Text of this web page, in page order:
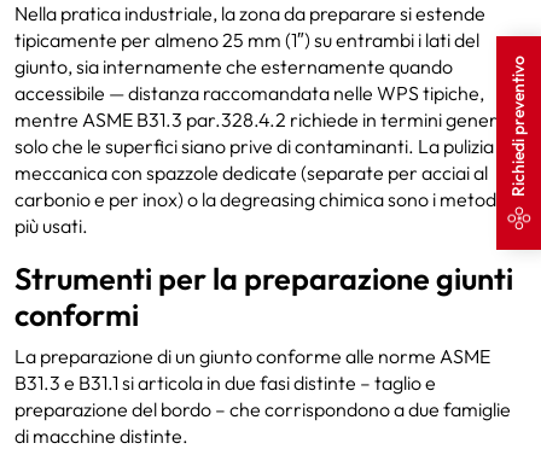
Richiedi preventivo
Nella pratica industriale, la zona da preparare si estende
tipicamente per almeno 25 mm (1″) su entrambi i lati del
giunto, sia internamente che esternamente quando
accessibile — distanza raccomandata nelle WPS tipiche,
mentre ASME B31.3 par.328.4.2 richiede in termini generali
solo che le superfici siano prive di contaminanti. La pulizia
meccanica con spazzole dedicate (separate per acciai al
carbonio e per inox) o la degreasing chimica sono i metodi
più usati.
Strumenti per la preparazione giunti
conformi
La preparazione di un giunto conforme alle norme ASME
B31.3 e B31.1 si articola in due fasi distinte – taglio e
preparazione del bordo – che corrispondono a due famiglie
di macchine distinte.